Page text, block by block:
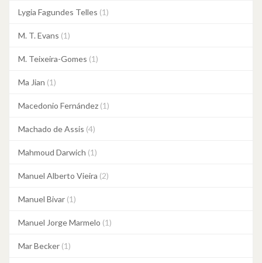
Lygia Fagundes Telles (1)
M. T. Evans (1)
M. Teixeira-Gomes (1)
Ma Jian (1)
Macedonio Fernández (1)
Machado de Assis (4)
Mahmoud Darwich (1)
Manuel Alberto Vieira (2)
Manuel Bivar (1)
Manuel Jorge Marmelo (1)
Mar Becker (1)